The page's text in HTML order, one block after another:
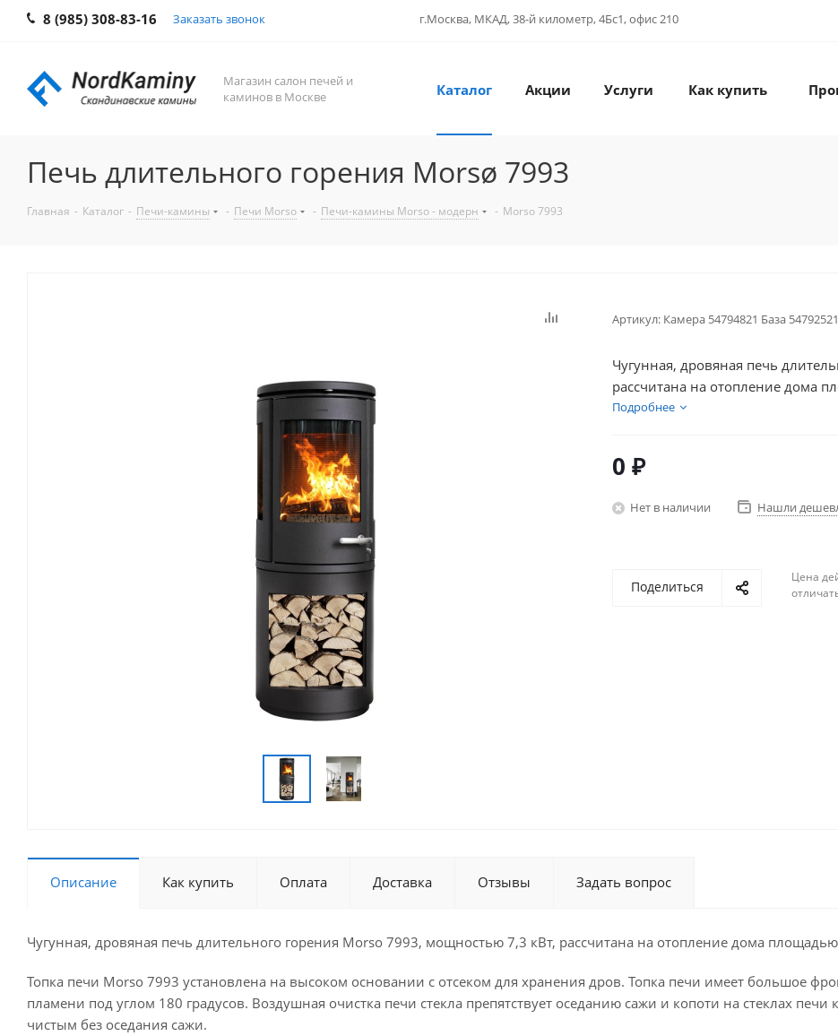
8 (985) 308-83-16 Заказать звонок г.Москва, МКАД, 38-й километр, 4Бс1, офис 210
Магазин салон печей и
каминов в Москве
Каталог Акции Услуги Как купить
Печь длительного горения Morsø 7993
Главная - Каталог - Печи-камины - Печи Morso - Печи-камины Morso - модерн - Morso 7993
Артикул: Камера 54794821 База 54792521
Чугунная, дровяная печь
рассчитана на отопление дома
Подробнее
0 ₽
Нет в наличии Нашли
Поделиться
Цена
Описание Как купить Оплата Доставка Отзывы Задать вопрос
Чугунная, дровяная печь длительного горения Morso 7993, мощностью 7,3 кВт, рассчитана на отопление дома
Топка печи Morso 7993 установлена на высоком основании с отсеком для хранения дров. Топка печи имеет большое
пламени под углом 180 градусов. Воздушная очистка печи стекла препятствует оседанию сажи и копоти на стеклах печи
чистым без оседания сажи.